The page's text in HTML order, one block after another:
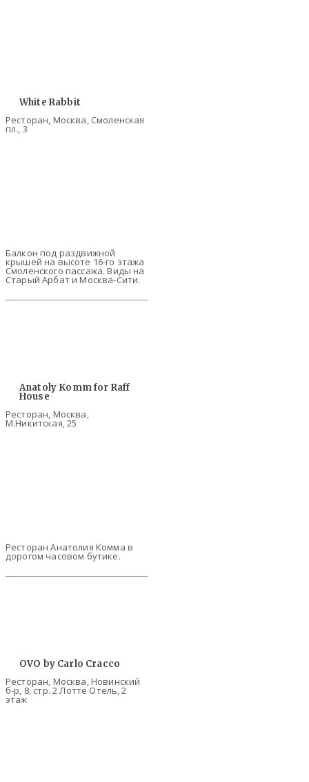
White Rabbit
Ресторан, Москва, Смоленская
пл., 3
Балкон под раздвижной
крышей на высоте 16-го этажа
Смоленского пассажа. Виды на
Старый Арбат и Москва-Сити.
Anatoly Komm for Raff
House
Ресторан, Москва,
М.Никитская, 25
Ресторан Анатолия Комма в
дорогом часовом бутике.
OVO by Carlo Cracco
Ресторан, Москва, Новинский
б-р, 8, стр. 2 Лотте Отель, 2
этаж